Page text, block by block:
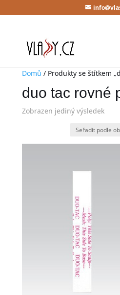
Domů / Produkty se štítkem
duo tac rovné
Zobrazen jediný výsledek